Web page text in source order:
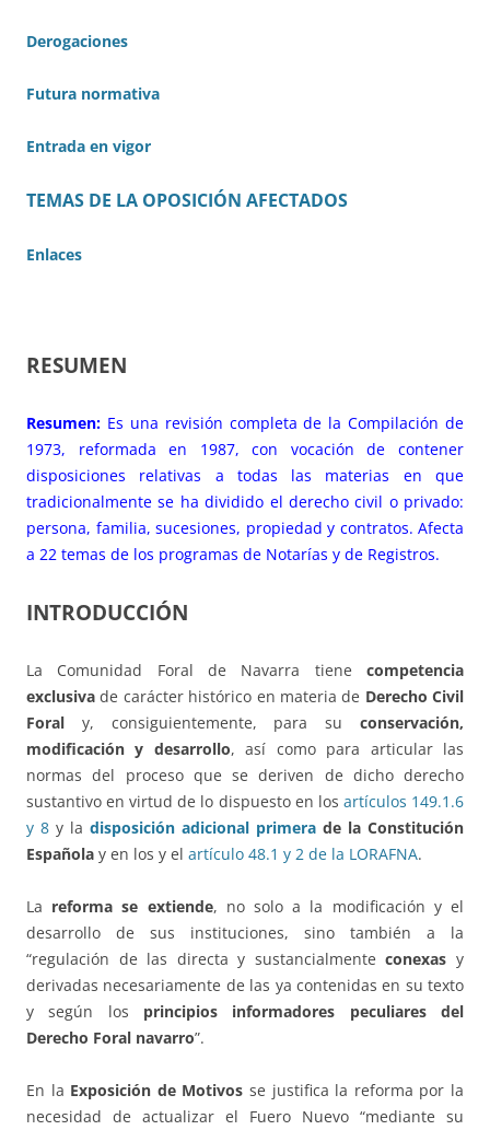
Derogaciones
Futura normativa
Entrada en vigor
TEMAS DE LA OPOSICIÓN AFECTADOS
Enlaces
RESUMEN
Resumen: Es una revisión completa de la Compilación de
1973, reformada en 1987, con vocación de contener
disposiciones relativas a todas las materias en que
tradicionalmente se ha dividido el derecho civil o privado:
persona, familia, sucesiones, propiedad y contratos. Afecta
a 22 temas de los programas de Notarías y de Registros.
INTRODUCCIÓN
La Comunidad Foral de Navarra tiene competencia
exclusiva de carácter histórico en materia de Derecho Civil
Foral y, consiguientemente, para su conservación,
modificación y desarrollo, así como para articular las
normas del proceso que se deriven de dicho derecho
sustantivo en virtud de lo dispuesto en los artículos 149.1.6
y 8 y la disposición adicional primera de la Constitución
Española y en los y el artículo 48.1 y 2 de la LORAFNA.
La reforma se extiende, no solo a la modificación y el
desarrollo de sus instituciones, sino también a la
“regulación de las directa y sustancialmenteconexas y
derivadas necesariamente de las ya contenidas en su texto
y según los principios informadores peculiares del
Derecho Foral navarro”.
En la Exposición de Motivos se justifica la reforma por la
necesidad de actualizar el Fuero Nuevo “mediante su